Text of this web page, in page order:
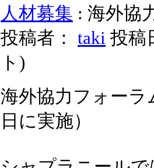
人材募集 : 海外協
投稿者： taki 投稿
ト )
海外協力フォーラ
日に実施）